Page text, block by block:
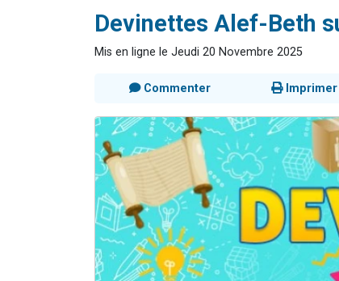
Devinettes Alef-Beth
Mis en ligne le Jeudi 20 Novembre 2025
Commenter Imprimer